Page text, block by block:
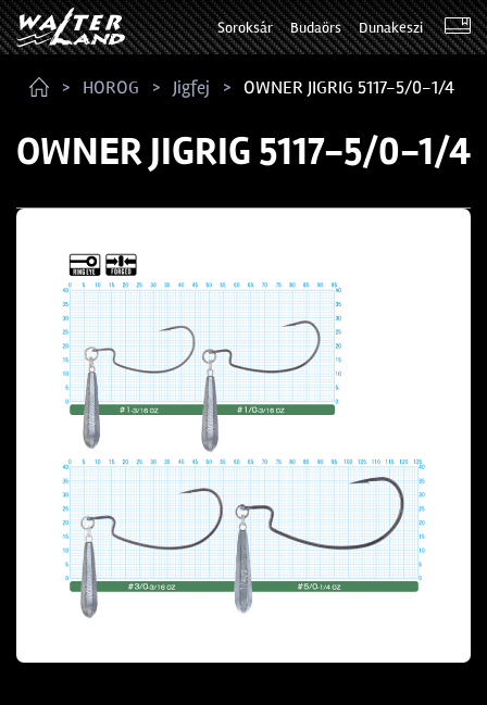
Soroksár Budaörs Dunakeszi
HOROG Jigfej OWNER JIGRIG 5117-5/0-1/4
OWNER JIGRIG 5117-5/0-1/4